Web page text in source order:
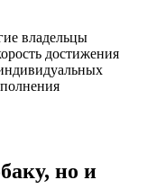
владельцы
достижения
индивидуальных
но и